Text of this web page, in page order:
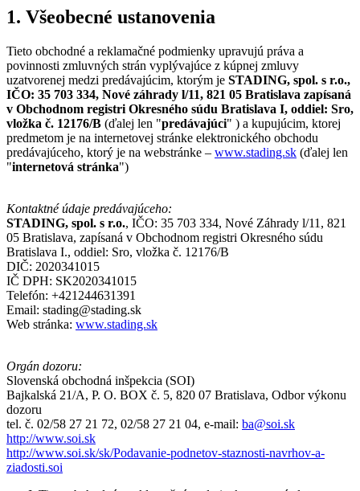
1. Všeobecné ustanovenia
Tieto obchodné a reklamačné podmienky upravujú práva a
povinnosti zmluvných strán vyplývajúce z kúpnej zmluvy
uzatvorenej medzi predávajúcim, ktorým je STADING, spol. s r.o.,
IČO: 35 703 334, Nové záhrady l/11, 821 05 Bratislava zapísaná
v Obchodnom registri Okresného súdu Bratislava I, oddiel: Sro,
vložka č. 12176/B (ďalej len "predávajúci" ) a kupujúcim, ktorej
predmetom je na internetovej stránke elektronického obchodu
predávajúceho, ktorý je na webstránke – www.stading.sk (ďalej len
"internetová stránka")
Kontaktné údaje predávajúceho:
STADING, spol. s r.o., IČO: 35 703 334, Nové Záhrady l/11, 821
05 Bratislava, zapísaná v Obchodnom registri Okresného súdu
Bratislava I., oddiel: Sro, vložka č. 12176/B
DIČ: 2020341015
IČ DPH: SK2020341015
Telefón: +421244631391
Email: stading@stading.sk
Web stránka: www.stading.sk
Orgán dozoru:
Slovenská obchodná inšpekcia (SOI)
Bajkalská 21/A, P. O. BOX č. 5, 820 07 Bratislava, Odbor výkonu
dozoru
tel. č. 02/58 27 21 72, 02/58 27 21 04, e-mail: ba@soi.sk
http://www.soi.sk
http://www.soi.sk/sk/Podavanie-podnetov-staznosti-navrhov-a-
ziadosti.soi